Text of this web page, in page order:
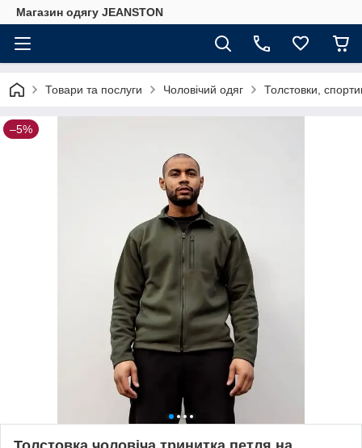
Магазин одягу JEANSTON
Товари та послуги Чоловічий одяг Толстовки,
–5%